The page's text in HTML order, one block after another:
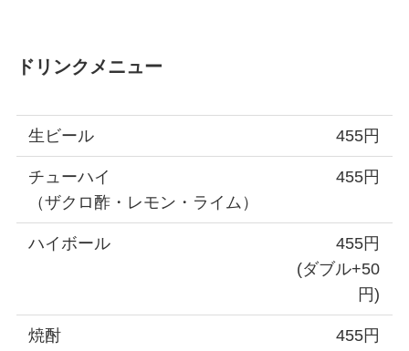
ドリンクメニュー
生ビール 455円
チューハイ
（ザクロ酢・レモン・ライム）
455円
ハイボール
455円
(ダブル+50
円)
焼酎
455円